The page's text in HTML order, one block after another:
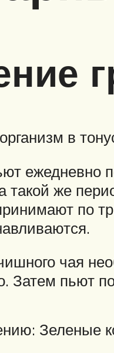
в
ежедневно
такой же
по
чая
Затем пьют
Зеленые